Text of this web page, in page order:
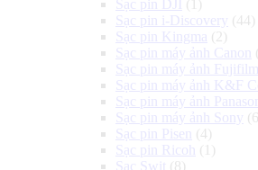
Sạc pin DJI (1)
Sạc pin i-Discovery (44)
Sạc pin Kingma (2)
Sạc pin máy ảnh Canon
Sạc pin máy ảnh Fujifilm
Sạc pin máy ảnh K&F
Sạc pin máy ảnh
Sạc pin máy ảnh Sony
Sạc pin Pisen
(4)
Sạc pin Ricoh
(1)
Sạc Swit (8)